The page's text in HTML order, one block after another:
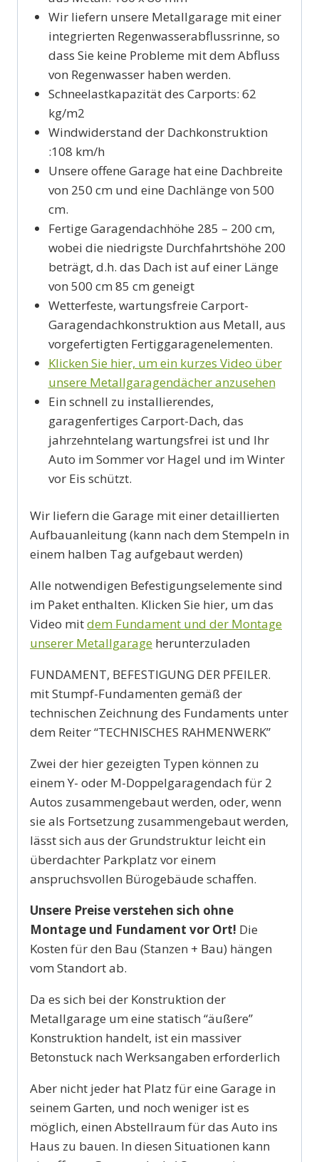
Wir liefern unsere Metallgarage mit einer
integrierten Regenwasserabflussrinne, so
dass Sie keine Probleme mit dem Abfluss
von Regenwasser haben werden.
Schneelastkapazität des Carports: 62
kg/m2
Windwiderstand der Dachkonstruktion
:108 km/h
Unsere offene Garage hat eine Dachbreite
von 250 cm und eine Dachlänge von 500
cm.
Fertige Garagendachhöhe 285 – 200 cm,
wobei die niedrigste Durchfahrtshöhe 200
beträgt, d.h. das Dach ist auf einer Länge
von 500 cm 85 cm geneigt
Wetterfeste, wartungsfreie Carport-
Garagendachkonstruktion aus Metall, aus
vorgefertigten Fertiggaragenelementen.
Klicken Sie hier, um ein kurzes Video über
unsere Metallgaragendächer anzusehen
Ein schnell zu installierendes,
garagenfertiges Carport-Dach, das
jahrzehntelang wartungsfrei ist und Ihr
Auto im Sommer vor Hagel und im Winter
vor Eis schützt.
Wir liefern die Garage mit einer detaillierten
Aufbauanleitung (kann nach dem Stempeln in
einem halben Tag aufgebaut werden)
Alle notwendigen Befestigungselemente sind
im Paket enthalten. Klicken Sie hier, um das
Video mitdem Fundament und der Montage
unserer Metallgarage herunterzuladen
FUNDAMENT, BEFESTIGUNG DER PFEILER.
mit Stumpf-Fundamenten gemäß der
technischen Zeichnung des Fundaments unter
dem Reiter “TECHNISCHES RAHMENWERK”
Zwei der hier gezeigten Typen können zu
einem Y- oder M-Doppelgaragendach für 2
Autos zusammengebaut werden, oder, wenn
sie als Fortsetzung zusammengebaut werden,
lässt sich aus der Grundstruktur leicht ein
überdachter Parkplatz vor einem
anspruchsvollen Bürogebäude schaffen.
Unsere Preise verstehen sich ohne
Montage und Fundament vor Ort! Die
Kosten für den Bau (Stanzen + Bau) hängen
vom Standort ab.
Da es sich bei der Konstruktion der
Metallgarage um eine statisch “äußere”
Konstruktion handelt, ist ein massiver
Betonstuck nach Werksangaben erforderlich
Aber nicht jeder hat Platz für eine Garage in
seinem Garten, und noch weniger ist es
möglich, einen Abstellraum für das Auto ins
Haus zu bauen. In diesen Situationen kann